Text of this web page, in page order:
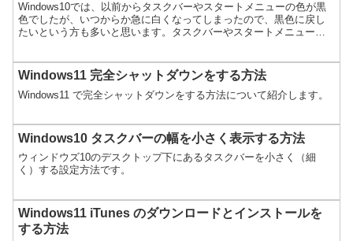
Windows10では、以前からタスクバーやスタートメニューの色が黒
色でしたが、いつからか急に白くなってしまったので、黒色に戻し
たいという方も多いと思います。タスクバーやスタートメニューの
Windows11 完全シャットダウンをする方法
Windows11 で完全シャットダウンをする方法について紹介します。
Windows10 タスクバーの幅を小さく表示する方法
ウィンドウズ10のデスクトップ下にあるタスクバーを小さく（細
く）する設定方法です。
Windows11 iTunes のダウンロードとインストールを
する方法